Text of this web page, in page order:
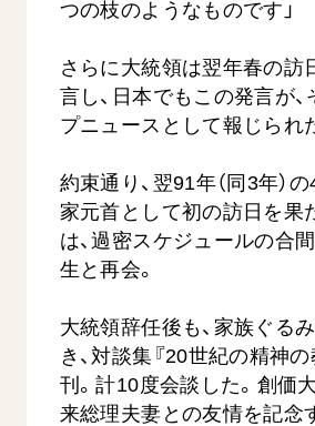
つの枝のようなものです」
さらに大統領は翌年春の訪
言し、日本でもこの発言が
プニュースとして報じられ
約束通り、翌91年（同3年）
家元首として初の訪日を果
は、過密スケジュールの合
生と再会。
大統領辞任後も、家族ぐる
き、対談集『20世紀の精神の
刊。計10度会談した。創価
来総理夫妻との友情を記念す